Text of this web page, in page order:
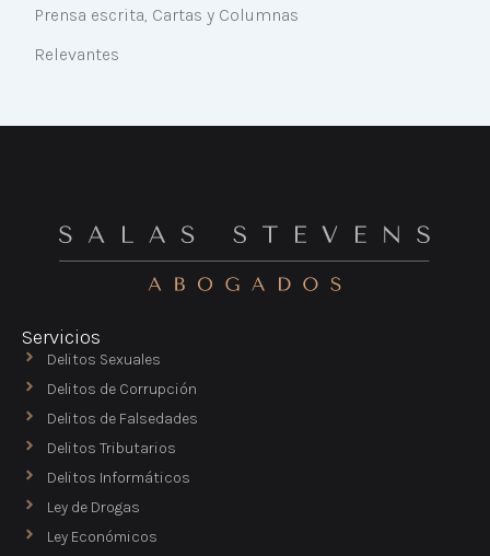
Prensa escrita, Cartas y Columnas
Relevantes
Servicios
Delitos Sexuales
Delitos de Corrupción
Delitos de Falsedades
Delitos Tributarios
Delitos Informáticos
Ley de Drogas
Ley Económicos